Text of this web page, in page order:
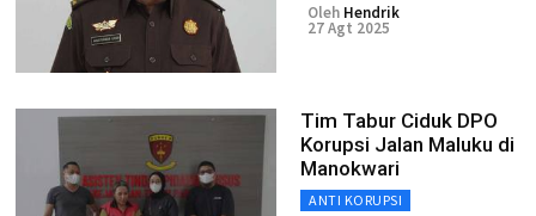
Oleh Hendrik
27 Agt 2025
Tim Tabur Ciduk DPO
Korupsi Jalan Maluku di
Manokwari
ANTI KORUPSI